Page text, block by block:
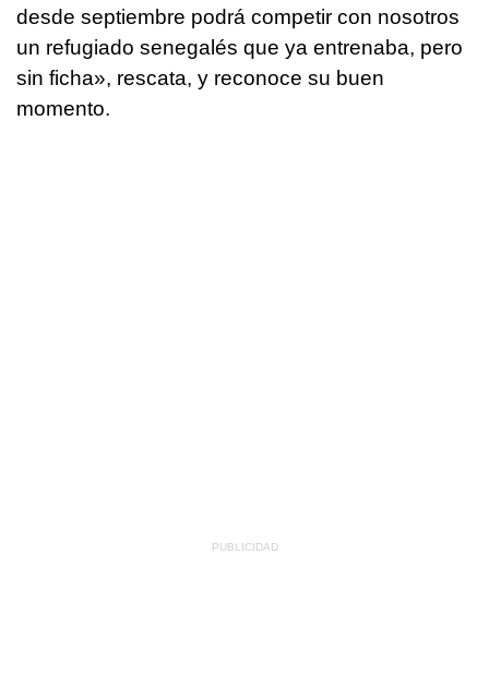
desde septiembre podrá competir con nosotros
un refugiado senegalés que ya entrenaba, pero
sin ficha», rescata, y reconoce su buen
momento.